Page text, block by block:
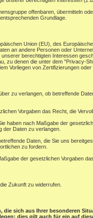
offenbaren, übermitteln
Grundlage.
Union (EU), des
an andere Personen oder
berechtigten Interessen
zu denen die unter dem "Privacy-
Vorliegen von Zertifizierungen
zu verlangen, ob betreffende
Vorgaben das Recht, die
haben nach Maßgabe der
der Daten zu verlangen.
Daten, die Sie uns
zu fordern.
der gesetzlichen Vorgaben
Zukunft zu widerrufen.
die sich aus Ihrer besonderen
dies gilt auch für ein auf